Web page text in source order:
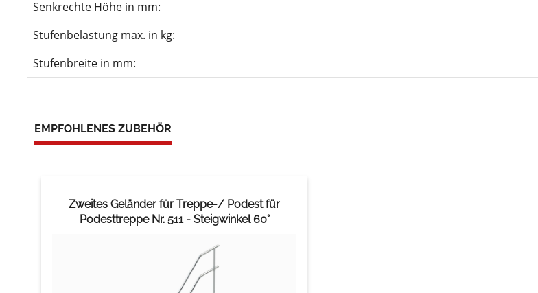
Senkrechte Höhe in mm:
Stufenbelastung max. in kg:
Stufenbreite in mm:
EMPFOHLENES ZUBEHÖR
Zweites Geländer für Treppe-/ Podest für
Podesttreppe Nr. 511 - Steigwinkel 60°